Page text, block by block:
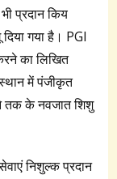
प्रदान किय
गया है। PGI
का लिखित
में पंजीकृत
तक के नवजात शिशु
निशुल्क प्रदान